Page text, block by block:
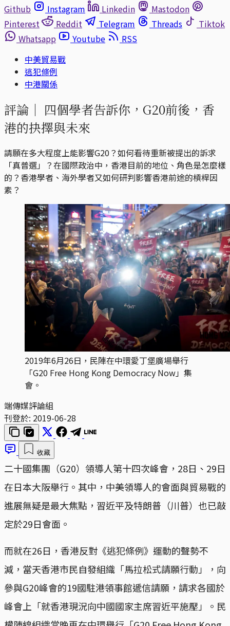
Github
Instagram Linkedin
Mastodon
Pinterest
Reddit Telegram Threads
Tiktok
Whatsapp
Youtube
RSS
中美貿易戰
逃犯條例
中港關係
評論｜ 四個學者告訴你，G20前後，香
港的抉擇與未來
請願在多大程度上能影響G20？如何看待重新被提出的訴求
「真普選」？在國際政治中，香港目前的地位、角色是怎麼樣
的？香港學者、海外學者又如何研判影響香港前途的槓桿因
素？
2019年6月26日，民陣在中環愛丁堡廣場舉行
「G20 Free Hong Kong Democracy Now」集
會。
端傳媒評論組
刊登於: 2019-06-28
收藏
二十國集團（G20）領導人第十四次峰會，28日、29日
在日本大阪舉行。其中，中美領導人的會面與貿易戰的
進展無疑是最大焦點，習近平及特朗普（川普）也已敲
定於29日會面。
而就在26日，香港反對《逃犯條例》運動的聲勢不
減，當天香港市民自發組織「馬拉松式請願行動」，向
參與G20峰會的19國駐港領事館遞信請願，請求各國於
峰會上「就香港現況向中國國家主席習近平施壓」。民